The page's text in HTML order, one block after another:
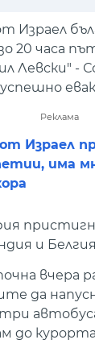
Израел
20 часа
Левски" -
Реклама
от Израел
има
и
вчера
да
три
до